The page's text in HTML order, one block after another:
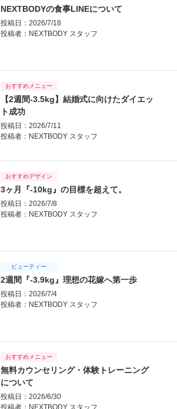
NEXTBODYの食事LINEについて
投稿日：2026/7/18
投稿者： NEXTBODY スタッフ
おすすめメニュー
【2週間-3.5kg】結婚式に向けたダイエッ
ト成功
投稿日：2026/7/11
投稿者： NEXTBODY スタッフ
おすすめデザイン
3ヶ月『-10kg』の目標を超えて。
投稿日：2026/7/8
投稿者： NEXTBODY スタッフ
ビューティー
2週間『-3.9kg』理想の花嫁へ第一歩
投稿日：2026/7/4
投稿者： NEXTBODY スタッフ
おすすめメニュー
無料カウンセリング・体験トレーニング
について
投稿日：2026/6/30
投稿者： NEXTBODY スタッフ